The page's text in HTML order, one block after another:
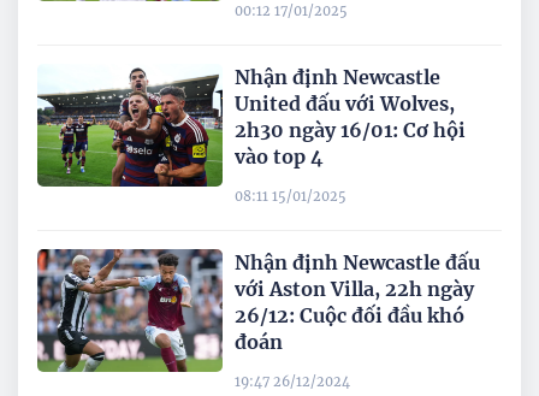
00:12 17/01/2025
Nhận định Newcastle
United đấu với Wolves,
2h30 ngày 16/01: Cơ hội
vào top 4
08:11 15/01/2025
Nhận định Newcastle đấu
với Aston Villa, 22h ngày
26/12: Cuộc đối đầu khó
đoán
19:47 26/12/2024